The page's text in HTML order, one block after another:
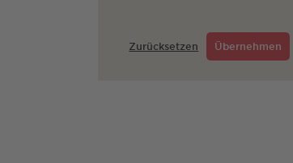
Zurücksetzen Übernehmen